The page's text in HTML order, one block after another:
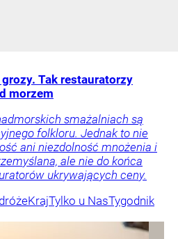
Tak restauratorzy
morzem
smażalniach są
folkloru. Jednak to nie
ani niezdolność mnożenia i
ale nie do końca
ukrywających ceny.
KrajTylko u NasTygodnik